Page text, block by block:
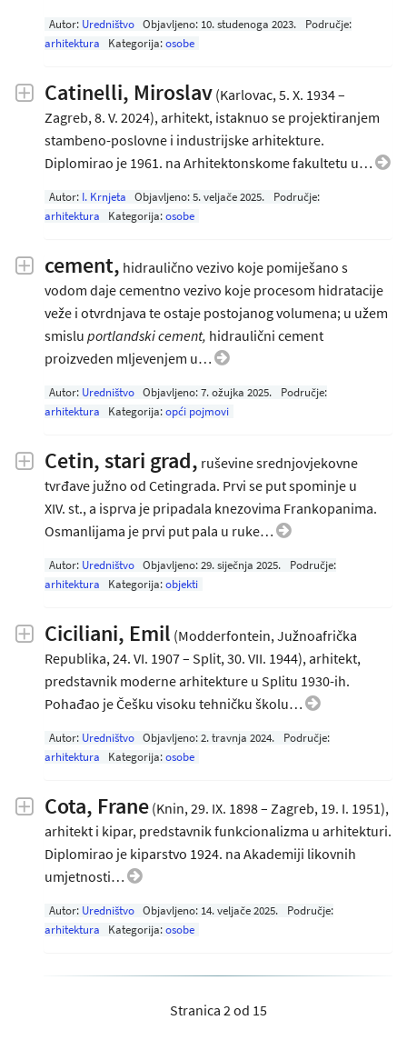
Autor: Uredništvo Objavljeno: 10. studenoga 2023.
Područje:
arhitektura
Kategorija:osobe
Catinelli, Miroslav (Karlovac, 5. X. 1934 –
Zagreb, 8. V. 2024), arhitekt, istaknuo se projektiranjem
stambeno-poslovne i industrijske arhitekture.
Diplomirao je 1961. na Arhitektonskome fakultetu u…
Autor: I. Krnjeta Objavljeno:5. veljače 2025.
Područje:
arhitektura
Kategorija:osobe
cement, hidraulično vezivo koje pomiješano s
vodom daje cementno vezivo koje procesom hidratacije
veže i otvrdnjava te ostaje postojanog volumena; u užem
smislu portlandski cement, hidraulični cement
proizveden mljevenjem u…
Autor: Uredništvo Objavljeno:7. ožujka 2025.
Područje:
arhitektura
Kategorija:opći pojmovi
Cetin, stari grad, ruševine srednjovjekovne
tvrđave južno od Cetingrada. Prvi se put spominje u
XIV. st., a isprva je pripadala knezovima Frankopanima.
Osmanlijama je prvi put pala u ruke…
Autor: Uredništvo Objavljeno:29. siječnja 2025.
Područje:
arhitektura
Kategorija:objekti
Ciciliani, Emil (Modderfontein, Južnoafrička
Republika, 24. VI. 1907 – Split, 30. VII. 1944), arhitekt,
predstavnik moderne arhitekture u Splitu 1930-ih.
Pohađao je Češku visoku tehničku školu…
Autor: Uredništvo Objavljeno:2. travnja 2024.
Područje:
arhitektura
Kategorija:osobe
Cota, Frane (Knin, 29. IX. 1898 – Zagreb, 19. I. 1951),
arhitekt i kipar, predstavnik funkcionalizma u arhitekturi.
Diplomirao je kiparstvo 1924. na Akademiji likovnih
umjetnosti…
Autor: Uredništvo Objavljeno: 14. veljače 2025.
Područje:
arhitektura
Kategorija:osobe
Stranica 2 od 15